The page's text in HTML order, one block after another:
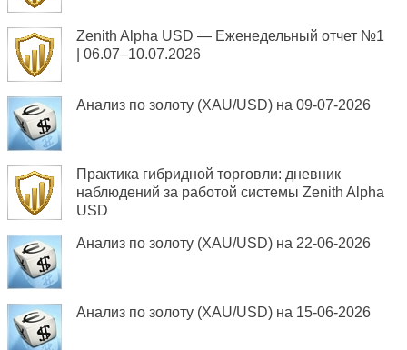
Zenith Alpha USD — Еженедельный отчет №1
| 06.07–10.07.2026
Анализ по золоту (XAU/USD) на 09-07-2026
Практика гибридной торговли: дневник
наблюдений за работой системы Zenith Alpha
USD
Анализ по золоту (XAU/USD) на 22-06-2026
Анализ по золоту (XAU/USD) на 15-06-2026